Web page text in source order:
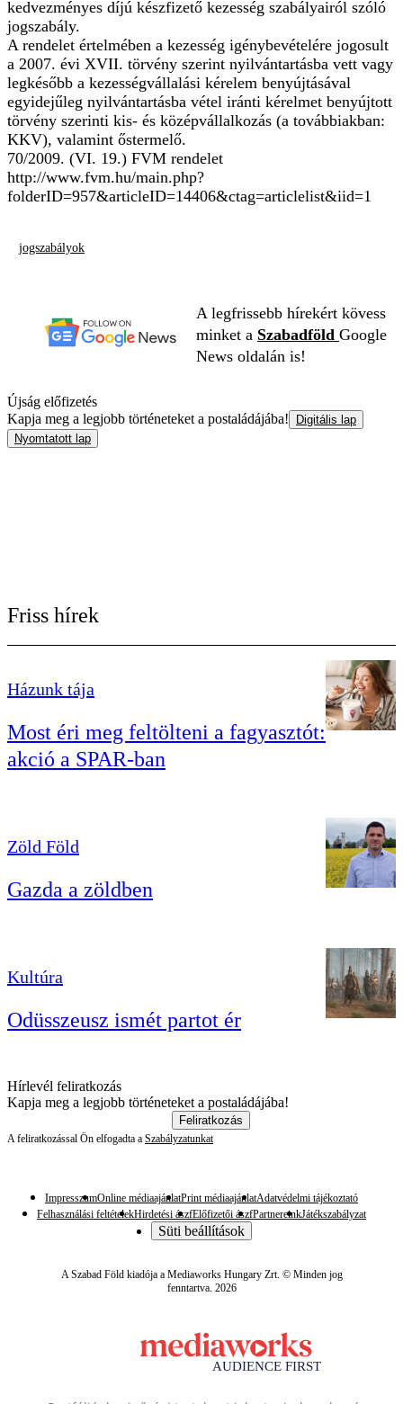
kedvezményes díjú készfizető kezesség szabályairól szóló
jogszabály.
A rendelet értelmében a kezesség igénybevételére jogosult
a 2007. évi XVII. törvény szerint nyilvántartásba vett vagy
legkésőbb a kezességvállalási kérelem benyújtásával
egyidejűleg nyilvántartásba vétel iránti kérelmet benyújtott
törvény szerinti kis- és középvállalkozás (a továbbiakban:
KKV), valamint őstermelő.
70/2009. (VI. 19.) FVM rendelet
http://www.fvm.hu/main.php?
folderID=957&articleID=14406&ctag=articlelist&iid=1
jogszabályok
A legfrissebb hírekért kövess
minket a Szabadföld Google
News oldalán is!
Újság előfizetés
Kapja meg a legjobb történeteket a postaládájába!
Digitális lap
Nyomtatott lap
Friss hírek
Házunk tája
Most éri meg feltölteni a fagyasztót:
akció a SPAR-ban
Zöld Föld
Gazda a zöldben
Kultúra
Odüsszeusz ismét partot ér
Hírlevél feliratkozás
Kapja meg a legjobb történeteket a postaládájába!
Feliratkozás
A feliratkozással Ön elfogadta a Szabályzatunkat
ImpresszumOnline médiaajánlatPrint médiaajánlatAdatvédelmi tájékoztató
Felhasználási feltételekHirdetési ászfElőfizetői ászfPartnereinkJátékszabályzat
Süti beállítások
A Szabad Föld kiadója a Mediaworks Hungary Zrt. © Minden jog
fenntartva. 2026